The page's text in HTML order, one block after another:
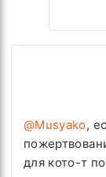
@Musyako,
для кото-т